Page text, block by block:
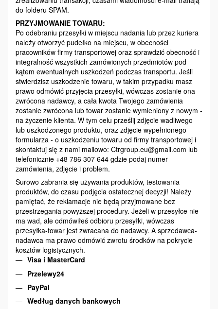
do folderu SPAM.
PRZYJMOWANIE TOWARU:
Po odebraniu przesyłki w miejscu nadania lub przez kuriera
należy otworzyć pudełko na miejscu, w obecności
pracowników firmy transportowej oraz sprawdzić obecność i
integralność wszystkich zamówionych przedmiotów pod
kątem ewentualnych uszkodzeń podczas transportu. Jeśli
stwierdzisz uszkodzenie towaru, w takim przypadku masz
prawo odmówić przyjęcia przesyłki, wówczas zostanie ona
zwrócona nadawcy, a cała kwota Twojego zamówienia
zostanie zwrócona lub towar zostanie wymieniony z nowym -
na życzenie klienta. W tym celu prześlij zdjęcie wadliwego
lub uszkodzonego produktu, oraz zdjęcie wypełnionego
formularza - o uszkodzeniu towaru od firmy transportowej i
skontaktuj się z nami mailowo: Ctrgroup.eu@gmail.com lub
telefonicznie +48 786 307 644 gdzie podaj numer
zamówienia, zdjęcie i problem.
Surowo zabrania się używania produktów, testowania
produktów, do czasu podjęcia ostatecznej decyzji! Należy
pamiętać, że reklamacje nie będą przyjmowane bez
przestrzegania powyższej procedury. Jeżeli w przesyłce nie
ma wad, ale odmówiłeś odbioru przesyłki, wówczas
przesyłka-towar jest zwracana do nadawcy. A sprzedawca-
nadawca ma prawo odmówić zwrotu środków na pokrycie
kosztów logistycznych.
Visa i MasterCard
Przelewy24
PayPal
Według danych bankowych